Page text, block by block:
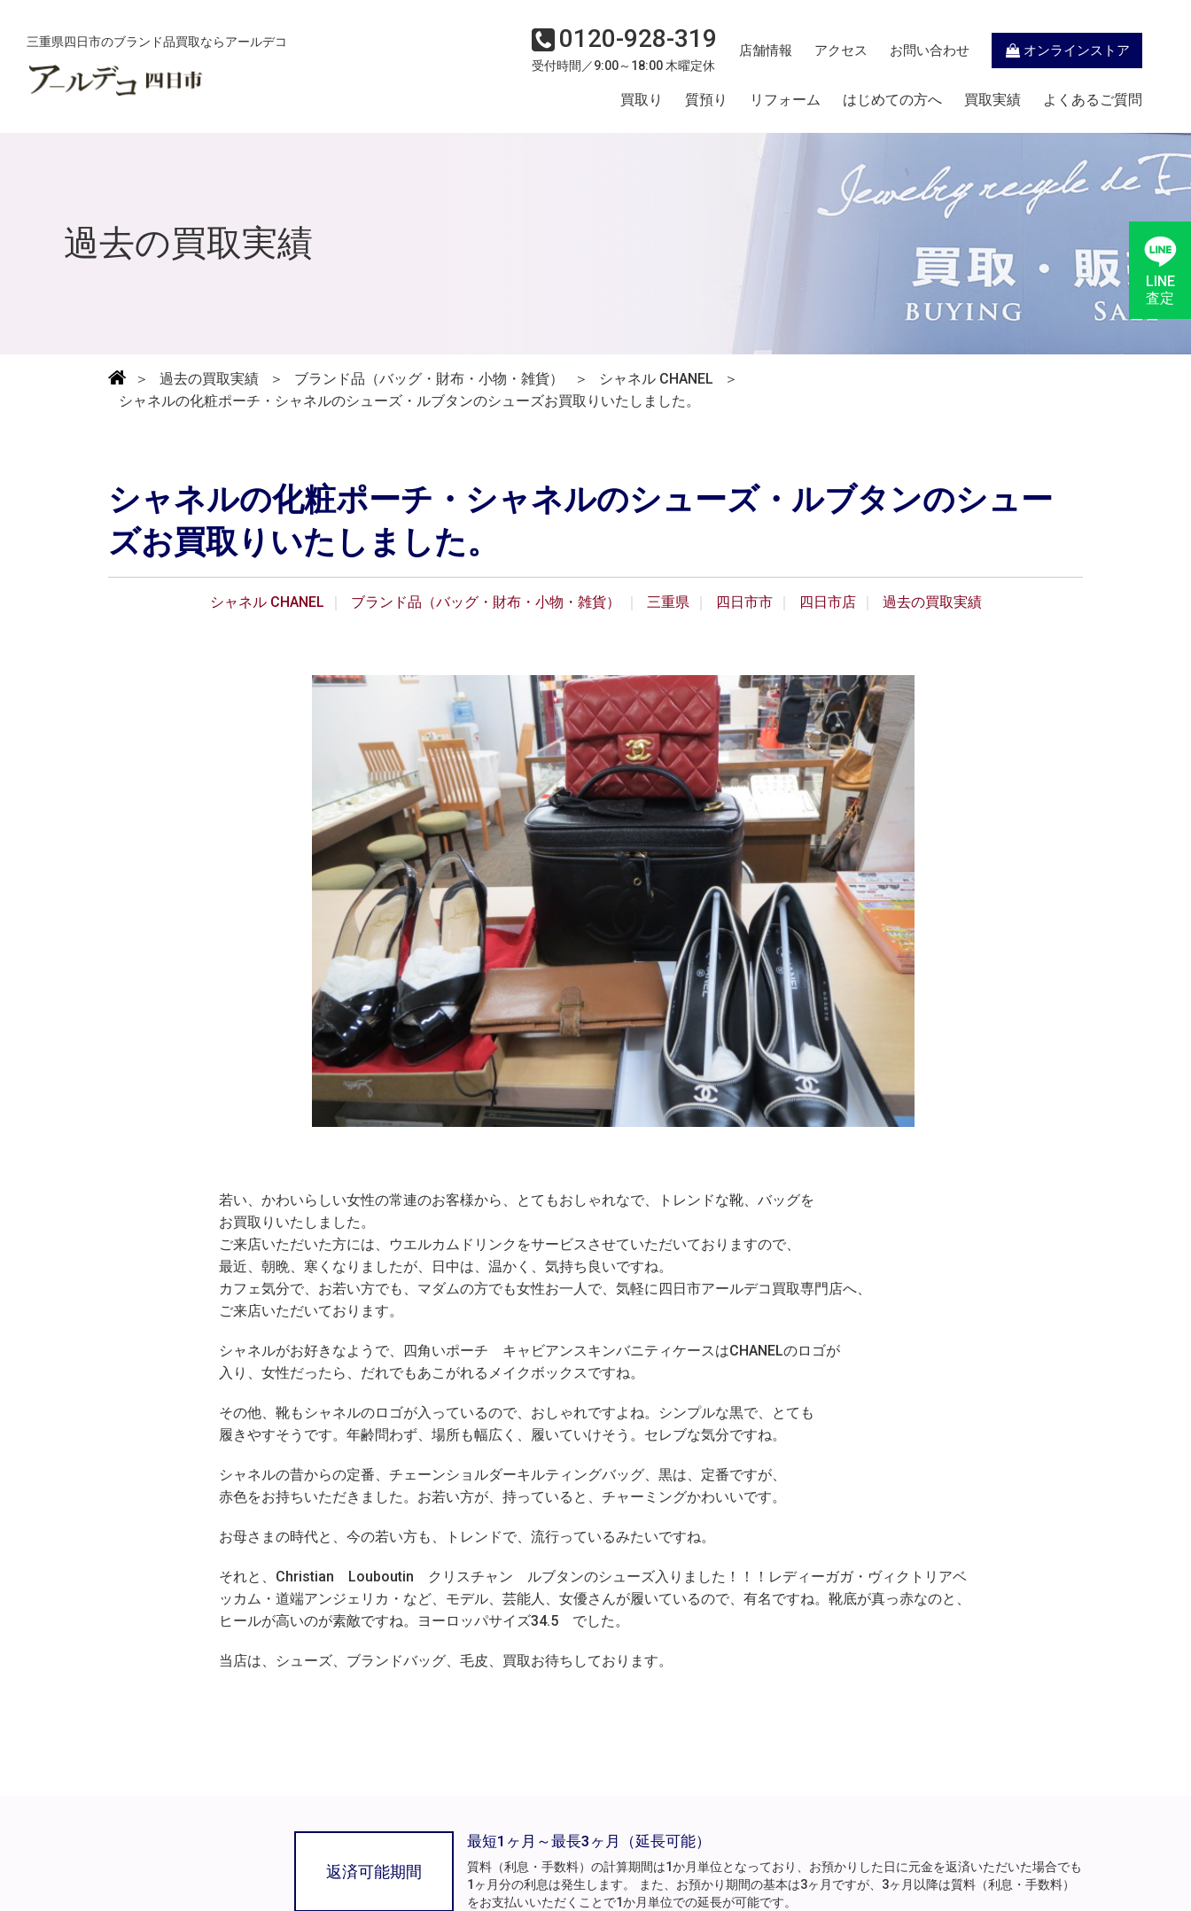
三重県四日市のブランド品買取ならアールデコ 0120-928-319
受付時間／9:00～18:00 木曜定休
店舗情報 アクセス お問い合わせ オンラインストア
買取り 質預り リフォーム はじめての方へ 買取実績 よくあるご質問
LINE
査定
過去の買取実績
＞ 過去の買取実績 ＞ ブランド品（バッグ・財布・小物・雑貨） ＞ シャネル CHANEL
＞
シャネルの化粧ポーチ・シャネルのシューズ・ルブタンのシューズお買取りいたしました。
シャネルの化粧ポーチ・シャネルのシューズ・ルブタンのシュー
ズお買取りいたしました。
シャネル CHANEL ブランド品（バッグ・財布・小物・雑貨） 三重県 四日市市 四日市店 過去の買取実績
若い、かわいらしい女性の常連のお客様から、とてもおしゃれなで、トレンドな靴、バッグを
お買取りいたしました。
ご来店いただいた方には、ウエルカムドリンクをサービスさせていただいておりますので、
最近、朝晩、寒くなりましたが、日中は、温かく、気持ち良いですね。
カフェ気分で、お若い方でも、マダムの方でも女性お一人で、気軽に四日市アールデコ買取専門店へ、
ご来店いただいております。
シャネルがお好きなようで、四角いポーチ キャビアンスキンバニティケースはCHANELのロゴが
入り、女性だったら、だれでもあこがれるメイクボックスですね。
その他、靴もシャネルのロゴが入っているので、おしゃれですよね。シンプルな黒で、とても
履きやすそうです。年齢問わず、場所も幅広く、履いていけそう。セレブな気分ですね。
シャネルの昔からの定番、チェーンショルダーキルティングバッグ、黒は、定番ですが、
赤色をお持ちいただきました。お若い方が、持っていると、チャーミングかわいいです。
お母さまの時代と、今の若い方も、トレンドで、流行っているみたいですね。
それと、Christian Louboutin クリスチャン ルブタンのシューズ入りました！！！レディーガガ・ヴィクトリアベ
ッカム・道端アンジェリカ・など、モデル、芸能人、女優さんが履いているので、有名ですね。靴底が真っ赤なのと、
ヒールが高いのが素敵ですね。ヨーロッパサイズ34.5 でした。
当店は、シューズ、ブランドバッグ、毛皮、買取お待ちしております。
返済可能期間
最短1ヶ月～最長3ヶ月（延長可能）
質料（利息・手数料）の計算期間は1か月単位となっており、お預かりした日に元金を返済いただいた場合でも
1ヶ月分の利息は発生します。 また、お預かり期間の基本は3ヶ月ですが、3ヶ月以降は質料（利息・手数料）
をお支払いいただくことで1か月単位での延長が可能です。